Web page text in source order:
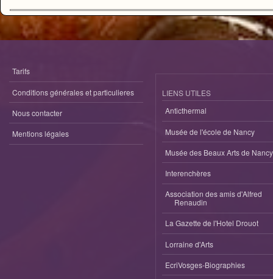
Tarifs
Conditions générales et particulieres
Nous contacter
Mentions légales
LIENS UTILES
Anticthermal
Musée de l'école de Nancy
Musée des Beaux Arts de Nancy
Interenchères
Association des amis d'Alfred
Renaudin
La Gazette de l'Hotel Drouot
Lorraine d'Arts
EcriVosges-Biographies